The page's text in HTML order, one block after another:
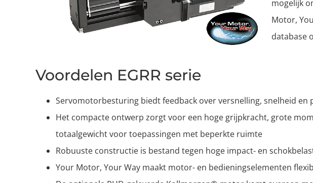
mogelijk
Motor,
database
Voordelen EGRR serie
Servomotorbesturing biedt feedback over versnelling, snelheid en
Het compacte ontwerp zorgt voor een hoge grijpkracht, grote
totaalgewicht voor toepassingen met beperkte ruimte
Robuuste constructie is bestand tegen hoge impact- en
Your Motor, Your Way maakt motor- en bedieningselementen